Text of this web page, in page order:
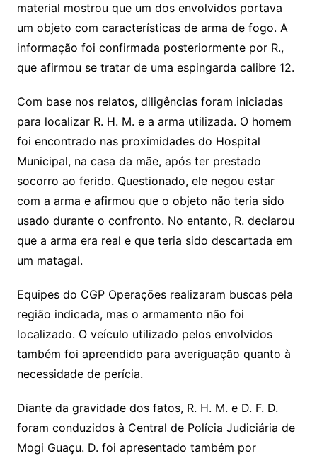
material mostrou que um dos envolvidos portava
um objeto com características de arma de fogo. A
informação foi confirmada posteriormente por R.,
que afirmou se tratar de uma espingarda calibre 12.
Com base nos relatos, diligências foram iniciadas
para localizar R. H. M. e a arma utilizada. O homem
foi encontrado nas proximidades do Hospital
Municipal, na casa da mãe, após ter prestado
socorro ao ferido. Questionado, ele negou estar
com a arma e afirmou que o objeto não teria sido
usado durante o confronto. No entanto, R. declarou
que a arma era real e que teria sido descartada em
um matagal.
Equipes do CGP Operações realizaram buscas pela
região indicada, mas o armamento não foi
localizado. O veículo utilizado pelos envolvidos
também foi apreendido para averiguação quanto à
necessidade de perícia.
Diante da gravidade dos fatos, R. H. M. e D. F. D.
foram conduzidos à Central de Polícia Judiciária de
Mogi Guaçu. D. foi apresentado também por